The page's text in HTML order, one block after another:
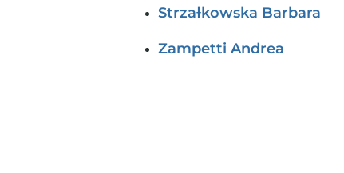
Strzaƚkowska Barbara
Zampetti Andrea